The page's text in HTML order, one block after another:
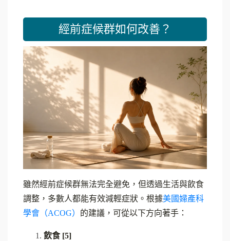
經前症候群如何改善？
雖然經前症候群無法完全避免，但透過生活與飲食
調整，多數人都能有效減輕症狀。根據美國婦產科
學會（ACOG） 的建議，可從以下方向著手：
飲食 [5]